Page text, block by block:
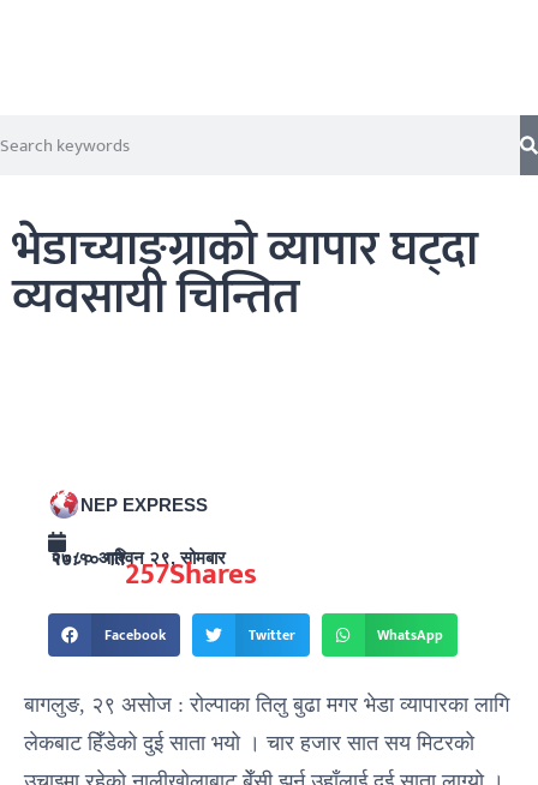
भेडाच्याङ्ग्राको व्यापार घट्दा
व्यवसायी चिन्तित
NEP EXPRESS
२०८० आश्विन २९, सोमबार १७:१० गते Shares
257
Facebook Twitter WhatsApp
बागलुङ, २९ असोज : रोल्पाका तिलु बुढा मगर भेडा व्यापारका लागि
लेकबाट हिँडेको दुई साता भयो । चार हजार सात सय मिटरको